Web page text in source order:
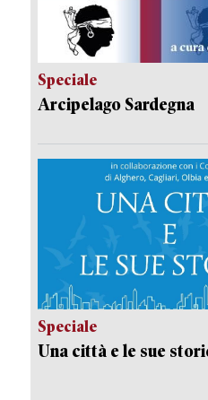
Speciale
Arcipelago Sardegna
Speciale
Una città e le sue